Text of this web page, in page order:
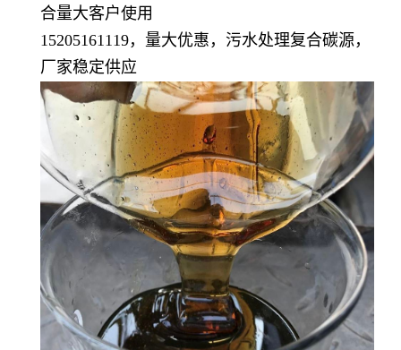
合量大客户使用
15205161119，量大优惠，污水处理复合碳源，
厂家稳定供应